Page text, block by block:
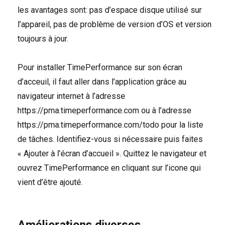
les avantages sont: pas d’espace disque utilisé sur
l’appareil, pas de problème de version d’OS et version
toujours à jour.
Pour installer TimePerformance sur son écran
d’acceuil, il faut aller dans l’application grâce au
navigateur internet à l’adresse
https://pma.timeperformance.com ou à l’adresse
https://pma.timeperformance.com/todo pour la liste
de tâches. Identifiez-vous si nécessaire puis faites
« Ajouter à l’écran d’accueil ». Quittez le navigateur et
ouvrez TimePerformance en cliquant sur l’icone qui
vient d’être ajouté.